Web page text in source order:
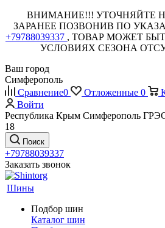
ВНИМАНИЕ!!! УТОЧНЯЙТЕ
ЗАРАНЕЕ ПОЗВОНИВ ПО
+79788039337 , ТОВАР МОЖЕТ
УСЛОВИЯХ СЕЗОНА
Ваш город
Симферополь
Сравнение0 Отложенные 0
Войти
Республика Крым Симферополь
18
Поиск
+79788039337
Заказать звонок
Шины
Подбор шин
Каталог шин